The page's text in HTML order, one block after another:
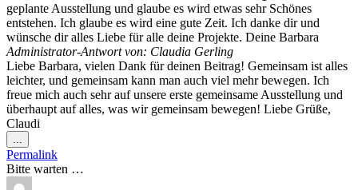
geplante Ausstellung und glaube es wird etwas sehr Schönes
entstehen. Ich glaube es wird eine gute Zeit. Ich danke dir und
wünsche dir alles Liebe für alle deine Projekte. Deine Barbara
Administrator-Antwort von: Claudia Gerling
Liebe Barbara, vielen Dank für deinen Beitrag! Gemeinsam ist alles
leichter, und gemeinsam kann man auch viel mehr bewegen. Ich
freue mich auch sehr auf unsere erste gemeinsame Ausstellung und
überhaupt auf alles, was wir gemeinsam bewegen! Liebe Grüße,
Claudi
...
Metabox
ein-/ausblenden.
Permalink
Bitte warten …